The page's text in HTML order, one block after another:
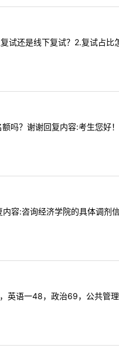
试还是线下复试？2.复试占比
吗？谢谢回复内容:考生您好
容:咨询经济学院的具体调剂
英语一48，政治69，公共管